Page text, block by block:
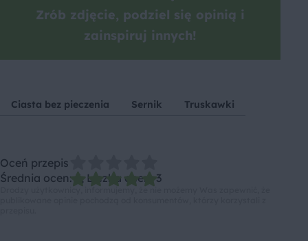
Zrób zdjęcie, podziel się opinią i
zainspiruj innych!
Ciasta bez pieczenia Sernik Truskawki
Oceń przepis
Średnia ocen: 5, Liczba ocen: 3